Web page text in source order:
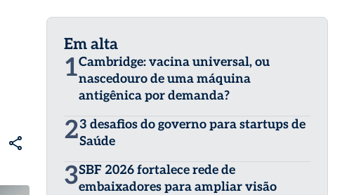
Em alta
1Cambridge: vacina universal, ou
nascedouro de uma máquina
antigênica por demanda?
23 desafios do governo para startups de
Saúde
3SBF 2026 fortalece rede de
embaixadores para ampliar visão